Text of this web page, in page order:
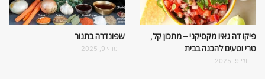
פיקו דה גאיו מקסיקני – מתכון קל,
טרי וטעים להכנה בבית
יולי 9, 2025
שפונדרה בתנור
מרץ 9, 2025